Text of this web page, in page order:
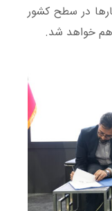
در سطح کشور
خواهد شد.